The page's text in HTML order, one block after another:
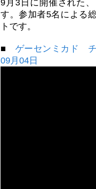
9月3日に開催された
す。参加者5名による
トです。
■ ゲーセンミカド
09月04日